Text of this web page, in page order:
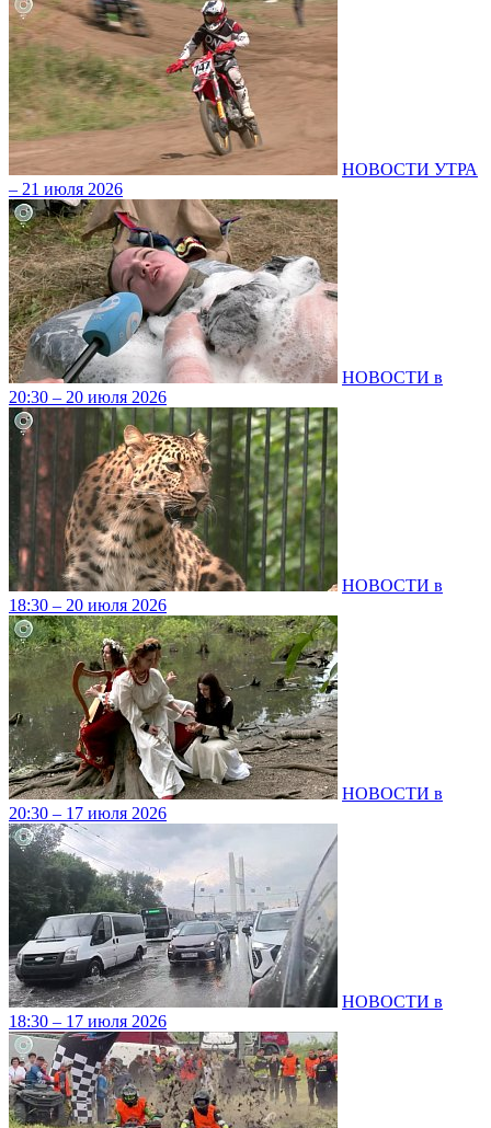
НОВОСТИ УТРА
– 21 июля 2026
НОВОСТИ в
20:30 – 20 июля 2026
НОВОСТИ в
18:30 – 20 июля 2026
НОВОСТИ в
20:30 – 17 июля 2026
НОВОСТИ в
18:30 – 17 июля 2026